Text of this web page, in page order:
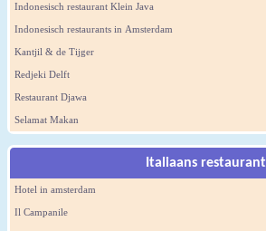
Indonesisch restaurant Klein Java
Indonesisch restaurants in Amsterdam
Kantjil & de Tijger
Redjeki Delft
Restaurant Djawa
Selamat Makan
Italiaans restaurant
Hotel in amsterdam
Il Campanile